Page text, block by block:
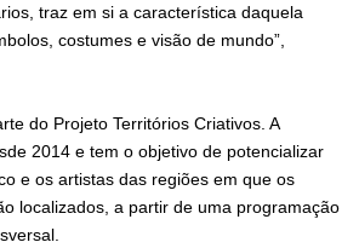
traz em si a característica daquela
costumes e visão de mundo”,
do Projeto Territórios Criativos. A
2014 e tem o objetivo de potencializar
e os artistas das regiões em que os
localizados, a partir de uma programação